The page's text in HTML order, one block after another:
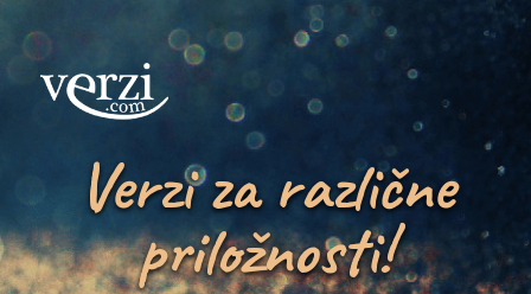
Verzi za različne
priložnosti!